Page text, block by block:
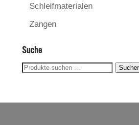
Schleifmaterialen
Zangen
Suche
Suchen